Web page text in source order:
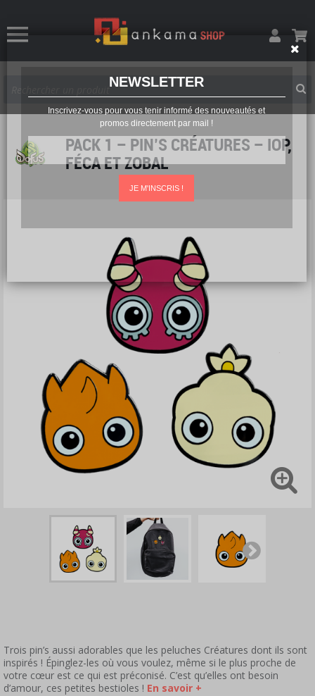
NEWSLETTER
Inscrivez-vous pour vous tenir informé des nouveautés et
promos directement par mail !
JE M'INSCRIS !
PACK 1 – PIN’S CRÉATURES – IOP,
FÉCA ET ZOBAL
Trois pin’s aussi adorables que les peluches Créatures dont ils sont
inspirés ! Épinglez-les où vous voulez, même si le plus proche de
votre cœur est ce qui est préconisé. C’est qu’elles ont besoin
d’amour, ces petites bestioles ! En savoir +